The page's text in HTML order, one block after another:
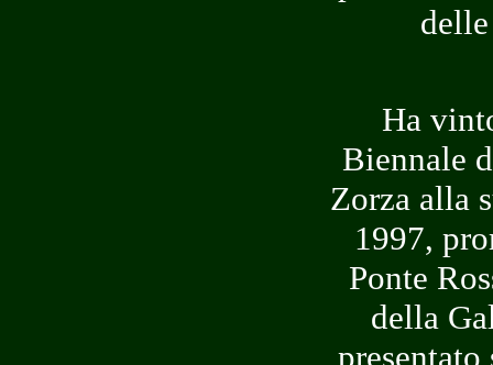
Ha
Biennale
Zorza alla
1997,
Ponte
della